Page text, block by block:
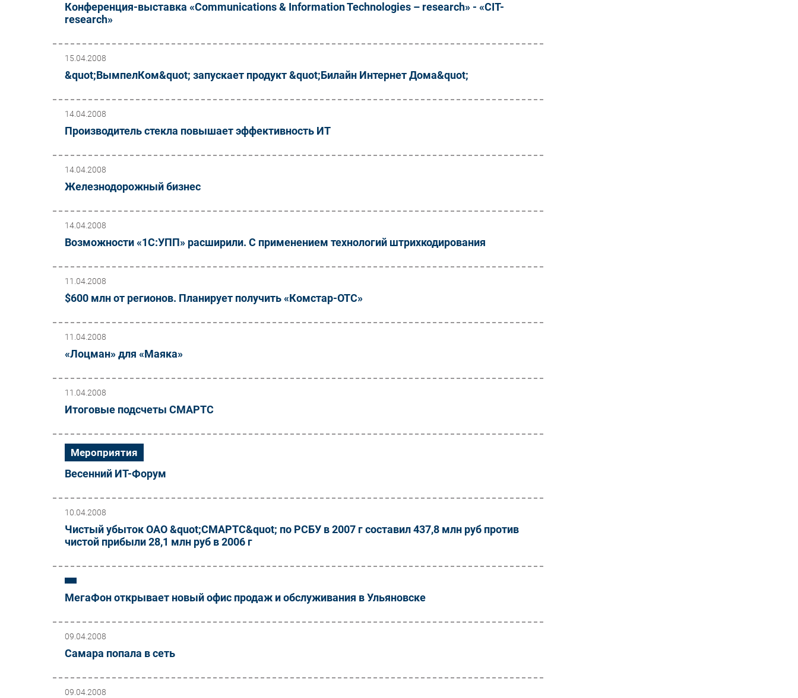
Конференция-выставка «Communications & Information Technologies – research» - «СIT-
research»
15.04.2008
&quot;ВымпелКом&quot; запускает продукт &quot;Билайн Интернет Дома&quot;
14.04.2008
Производитель стекла повышает эффективность ИТ
14.04.2008
Железнодорожный бизнес
14.04.2008
Возможности «1С:УПП» расширили. С применением технологий штрихкодирования
11.04.2008
$600 млн от регионов. Планирует получить «Комстар-ОТС»
11.04.2008
«Лоцман» для «Маяка»
11.04.2008
Итоговые подсчеты СМАРТС
Мероприятия
Весенний ИТ-Форум
10.04.2008
Чистый убыток ОАО &quot;СМАРТС&quot; по РСБУ в 2007 г составил 437,8 млн руб против
чистой прибыли 28,1 млн руб в 2006 г
МегаФон открывает новый офис продаж и обслуживания в Ульяновске
09.04.2008
Самара попала в сеть
09.04.2008